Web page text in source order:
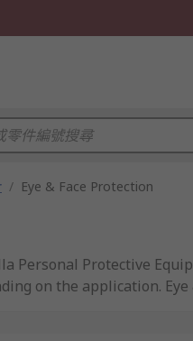
/ Eye & Face Protection
Personal Protective
on the application.